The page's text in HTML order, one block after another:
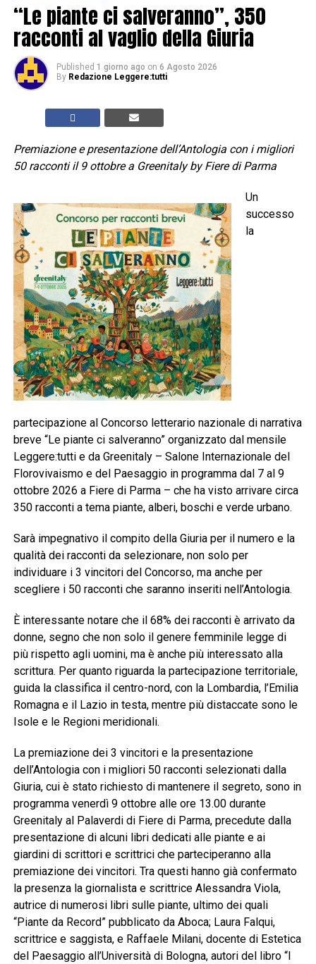
“Le piante ci salveranno”, 350
racconti al vaglio della Giuria
Published 1 giorno ago on 6 Agosto 2026
By Redazione Leggere:tutti
Premiazione e presentazione dell’Antologia con i migliori
50 racconti il 9 ottobre a Greenitaly by Fiere di Parma
Un
successo
la
partecipazione al Concorso letterario nazionale di narrativa
breve “Le piante ci salveranno” organizzato dal mensile
Leggere:tutti e da Greenitaly – Salone Internazionale del
Florovivaismo e del Paesaggio in programma dal 7 al 9
ottobre 2026 a Fiere di Parma – che ha visto arrivare circa
350 racconti a tema piante, alberi, boschi e verde urbano.
Sarà impegnativo il compito della Giuria per il numero e la
qualità dei racconti da selezionare, non solo per
individuare i 3 vincitori del Concorso, ma anche per
scegliere i 50 racconti che saranno inseriti nell’Antologia.
È interessante notare che il 68% dei racconti è arrivato da
donne, segno che non solo il genere femminile legge di
più rispetto agli uomini, ma è anche più interessato alla
scrittura. Per quanto riguarda la partecipazione territoriale,
guida la classifica il centro-nord, con la Lombardia, l’Emilia
Romagna e il Lazio in testa, mentre più distaccate sono le
Isole e le Regioni meridionali.
La premiazione dei 3 vincitori e la presentazione
dell’Antologia con i migliori 50 racconti selezionati dalla
Giuria, cui è stato richiesto di mantenere il segreto, sono in
programma venerdì 9 ottobre alle ore 13.00 durante
Greenitaly al Palaverdi di Fiere di Parma, precedute dalla
presentazione di alcuni libri dedicati alle piante e ai
giardini di scrittori e scrittrici che parteciperanno alla
premiazione dei vincitori. Tra questi hanno già confermato
la presenza la giornalista e scrittrice Alessandra Viola,
autrice di numerosi libri sulle piante, ultimo dei quali
“Piante da Record” pubblicato da Aboca; Laura Falqui,
scrittrice e saggista, e Raffaele Milani, docente di Estetica
del Paesaggio all’Università di Bologna, autori del libro “I